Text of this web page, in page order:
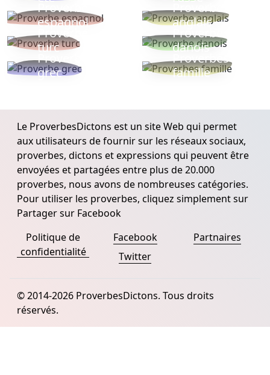
Proverbe
espagnol
Proverbe
anglais
Proverbe
turc
Proverbe
danois
Proverbe
grec
Proverbes
famille
Le ProverbesDictons est un site Web qui permet
aux utilisateurs de fournir sur les réseaux sociaux,
proverbes, dictons et expressions qui peuvent être
envoyées et partagées entre plus de 20.000
proverbes, nous avons de nombreuses catégories.
Pour utiliser les proverbes, cliquez simplement sur
Partager sur Facebook
Politique de
confidentialité
Facebook
Twitter
Partnaires
© 2014-2026 ProverbesDictons. Tous droits
réservés.